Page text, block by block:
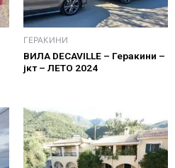
ГЕРАКИНИ
ВИЛА DECAVILLE – Геракини –
јкт – ЛЕТО 2024